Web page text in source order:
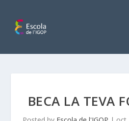
BECA LA TEVA